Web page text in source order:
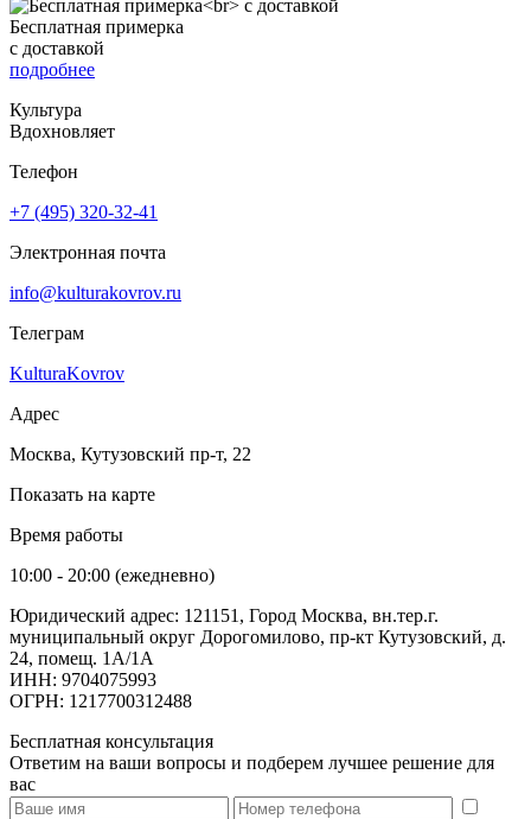
Бесплатная примерка
с доставкой
подробнее
Культура
Вдохновляет
Телефон
+7 (495) 320-32-41
Электронная почта
info@kulturakovrov.ru
Телеграм
KulturaKovrov
Адрес
Москва, Кутузовский пр-т, 22
Показать на карте
Время работы
10:00 - 20:00 (ежедневно)
Юридический адрес: 121151, Город Москва, вн.тер.г.
муниципальный округ Дорогомилово, пр-кт Кутузовский, д.
24, помещ. 1А/1А
ИНН: 9704075993
ОГРН: 1217700312488
Бесплатная консультация
Ответим на ваши вопросы и подберем лучшее решение для
вас